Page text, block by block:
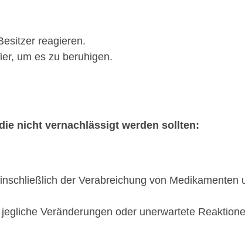
reagieren.
um es zu beruhigen.
nicht vernachlässigt werden sollten:
der Verabreichung von Medikamenten
Veränderungen oder unerwartete